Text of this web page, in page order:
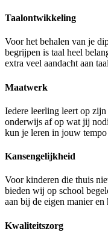
Taalontwikkeling
Voor het behalen van je
begrijpen is taal heel
extra veel aandacht aan
Maatwerk
Iedere leerling leert op
onderwijs af op wat jij
kun je leren in jouw
Kansengelijkheid
Voor kinderen die thuis
bieden wij op school
aan bij de eigen manier
Kwaliteitszorg